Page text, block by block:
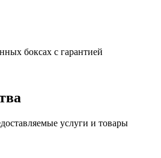
боксах с гарантией
услуги и товары